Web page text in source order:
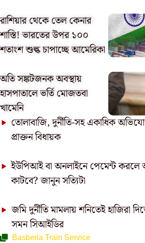
রাশিয়ার থেকে তেল কেনার
শাস্তি! ভারতের উপর ১০০
শতাংশ শুল্ক চাপাচ্ছে আমেরিকা
অতি সঙ্কটজনক অবস্থায়
হাসপাতালে ভর্তি মোজতবা
খামেনি
তোলাবাজি, দুর্নীতি-সহ একাধিক
প্রাক্তন বিধায়ক
ইউপিআই বা অনলাইনে পেমেন্ট করলে
কাটবে? জানুন সত্যিটা
জমি দুর্নীতি মামলায় শনিতেই হাজিরা
সমন সিআইডির
Basberia Train Service